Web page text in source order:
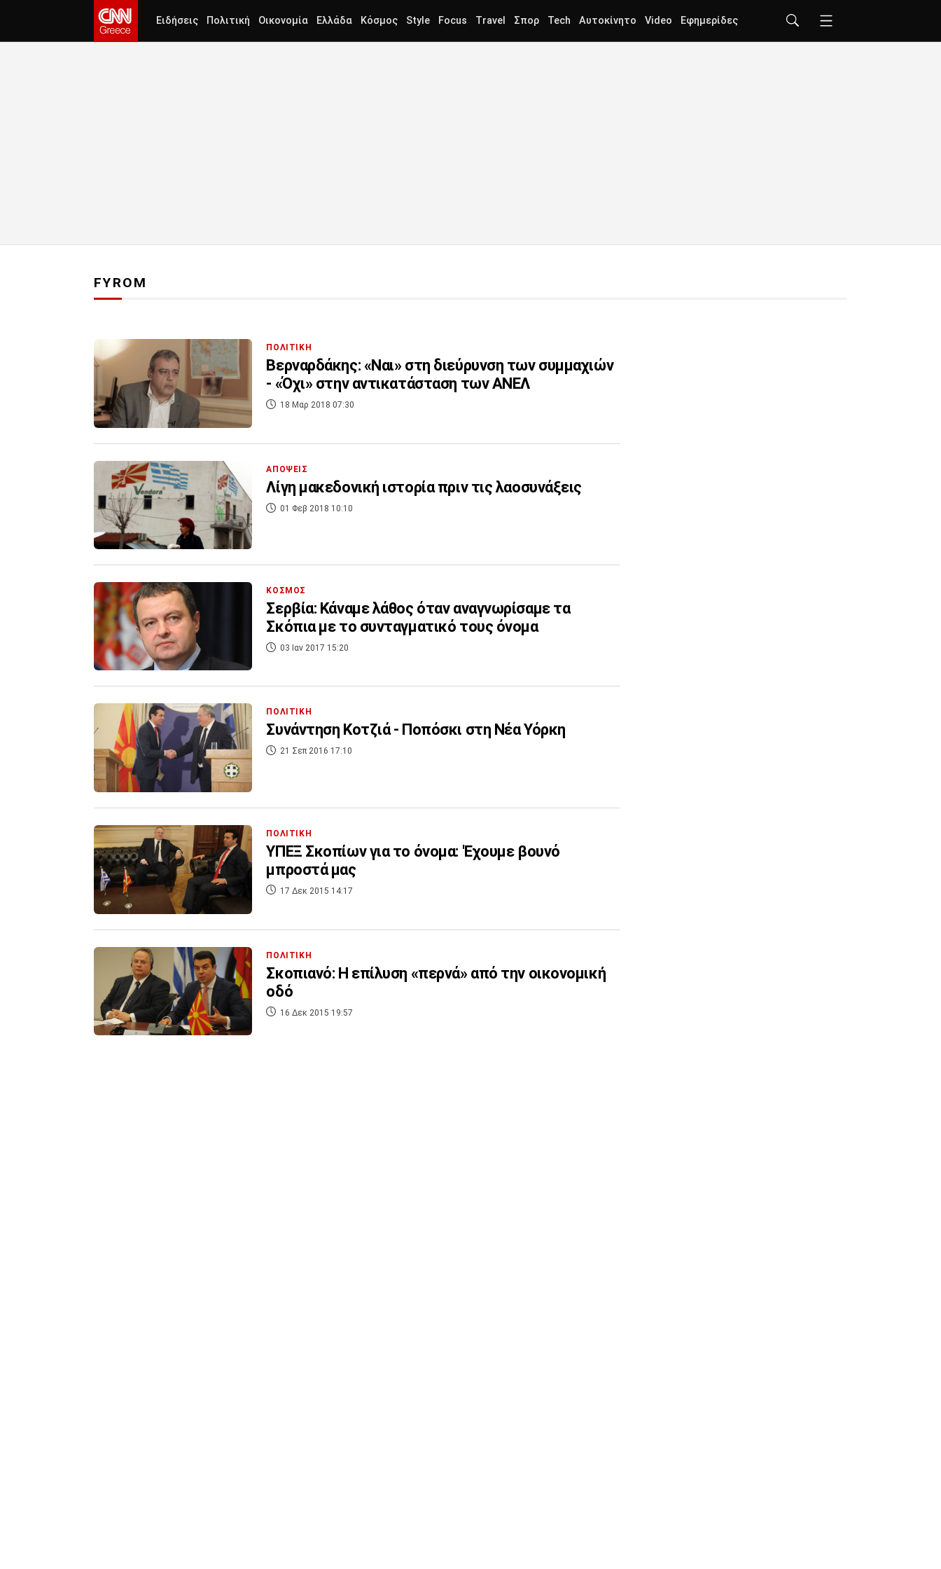
Ειδήσεις Πολιτική Οικονομία Ελλάδα Κόσμος Style Focus Travel Σπορ Tech Αυτοκίνητο Video Εφημερίδες
FYROM
ΠΟΛΙΤΙΚΗ
Βερναρδάκης: «Ναι» στη διεύρυνση των συμμαχιών
- «Όχι» στην αντικατάσταση των ΑΝΕΛ
18 Μαρ 2018 07:30
ΑΠΟΨΕΙΣ
Λίγη μακεδονική ιστορία πριν τις λαοσυνάξεις
01 Φεβ 2018 10:10
ΚΟΣΜΟΣ
Σερβία: Κάναμε λάθος όταν αναγνωρίσαμε τα
Σκόπια με το συνταγματικό τους όνομα
03 Ιαν 2017 15:20
ΠΟΛΙΤΙΚΗ
Συνάντηση Κοτζιά - Ποπόσκι στη Νέα Υόρκη
21 Σεπ 2016 17:10
ΠΟΛΙΤΙΚΗ
ΥΠΕΞ Σκοπίων για τo όνομα: 'Εχουμε βουνό
μπροστά μας
17 Δεκ 2015 14:17
ΠΟΛΙΤΙΚΗ
Σκοπιανό: Η επίλυση «περνά» από την οικονομική
οδό
16 Δεκ 2015 19:57